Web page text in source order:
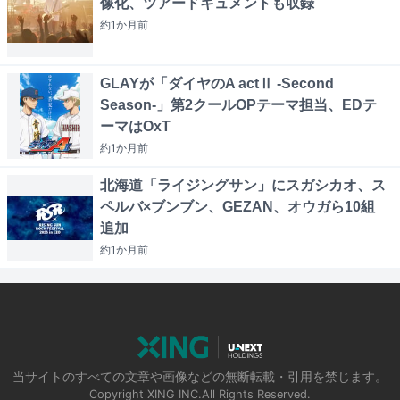
像化、ツアードキュメントも収録
約1か月前
GLAYが「ダイヤのA actⅡ -Second
Season-」第2クールOPテーマ担当、EDテ
ーマはOxT
約1か月前
北海道「ライジングサン」にスガシカオ、ス
ペルバ×ブンブン、GEZAN、オウガら10組
追加
約1か月前
当サイトのすべての文章や画像などの無断転載・引用を禁じます。
Copyright XING INC.All Rights Reserved.